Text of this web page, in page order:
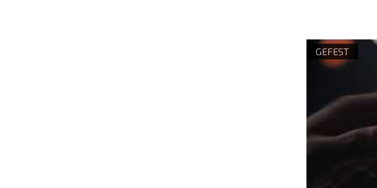
GEFEST